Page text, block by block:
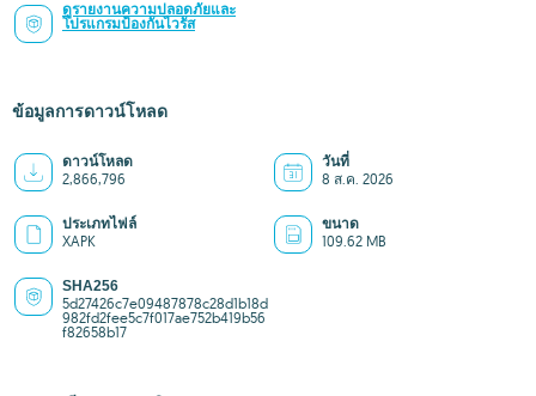
ดูรายงานความปลอดภัยและ
โปรแกรมป้องกันไวรัส
ข้อมูลการดาวน์โหลด
ดาวน์โหลด
2,866,796
วันที่
8 ส.ค. 2026
ประเภทไฟล์
XAPK
ขนาด
109.62 MB
SHA256
5d27426c7e09487878c28d1b18d
982fd2fee5c7f017ae752b419b56
f82658b17